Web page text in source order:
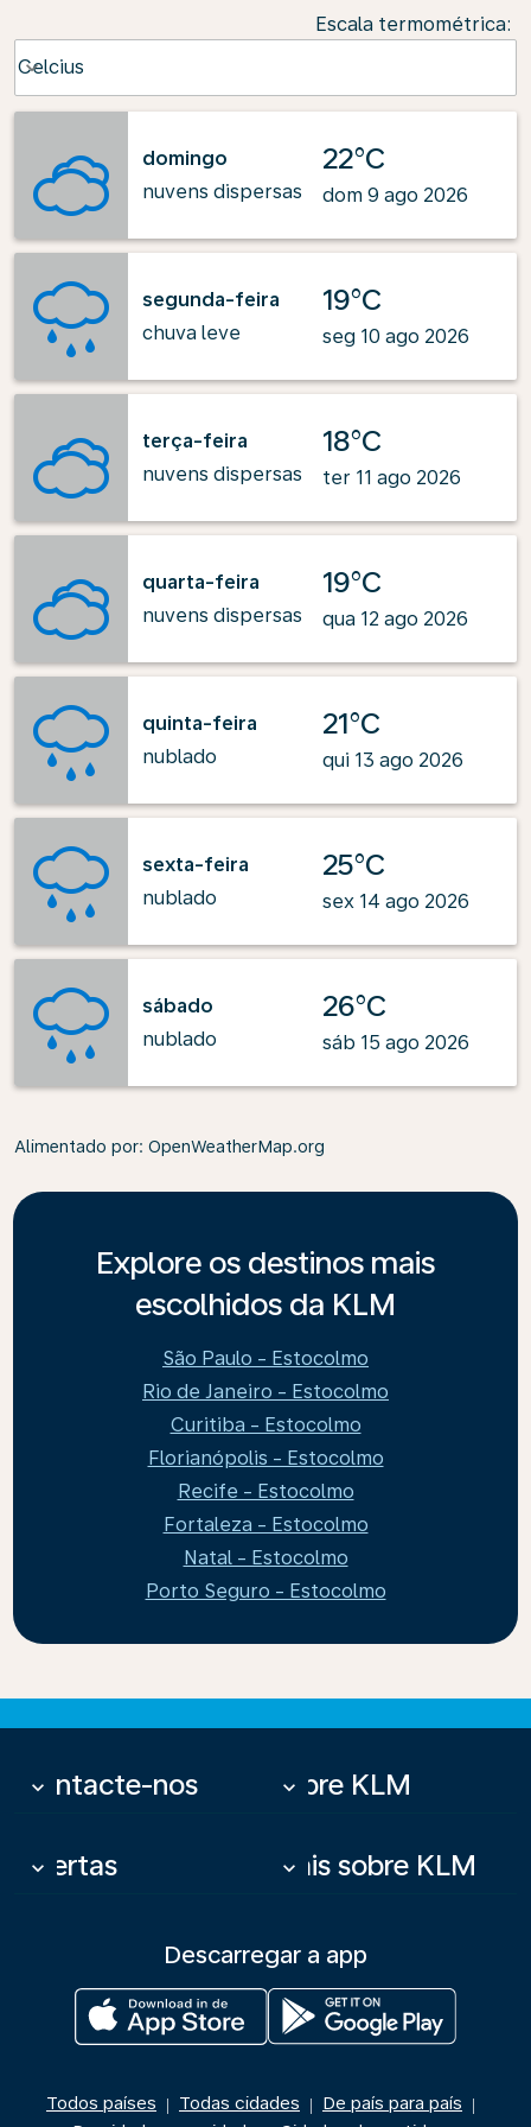
Escala termométrica:
Celcius
keyboard_arrow_down
domingo
nuvens dispersas
22°C
dom 9 ago 2026
segunda-feira
chuva leve
19°C
seg 10 ago 2026
terça-feira
nuvens dispersas
18°C
ter 11 ago 2026
quarta-feira
nuvens dispersas
19°C
qua 12 ago 2026
quinta-feira
nublado
21°C
qui 13 ago 2026
sexta-feira
nublado
25°C
sex 14 ago 2026
sábado
nublado
26°C
sáb 15 ago 2026
Alimentado por: OpenWeatherMap.org
Explore os destinos mais
escolhidos da KLM
São Paulo - Estocolmo
Rio de Janeiro - Estocolmo
Curitiba - Estocolmo
Florianópolis - Estocolmo
Recife - Estocolmo
Fortaleza - Estocolmo
Natal - Estocolmo
Porto Seguro - Estocolmo
Contacte-nos
keyboard_arrow_down Sobre KLM
keyboard_arrow_down
Ofertas
keyboard_arrow_down Mais sobre KLM
keyboard_arrow_down
Descarregar a app
Todos países | Todas cidades | De país para país |